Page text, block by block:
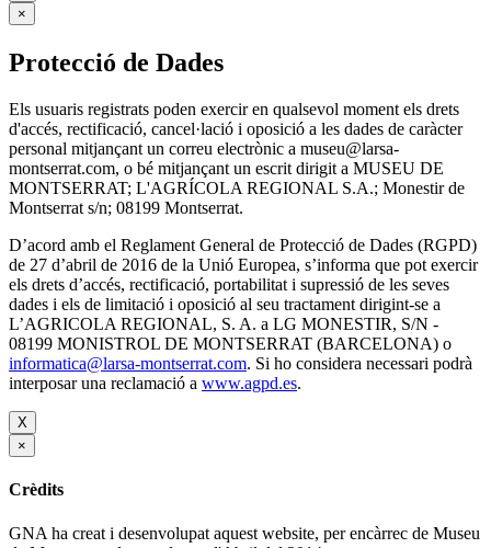
×
Protecció de Dades
Els usuaris registrats poden exercir en qualsevol moment els drets
d'accés, rectificació, cancel·lació i oposició a les dades de caràcter
personal mitjançant un correu electrònic a museu@larsa-
montserrat.com, o bé mitjançant un escrit dirigit a MUSEU DE
MONTSERRAT; L'AGRÍCOLA REGIONAL S.A.; Monestir de
Montserrat s/n; 08199 Montserrat.
D’acord amb el Reglament General de Protecció de Dades (RGPD)
de 27 d’abril de 2016 de la Unió Europea, s’informa que pot exercir
els drets d’accés, rectificació, portabilitat i supressió de les seves
dades i els de limitació i oposició al seu tractament dirigint-se a
L’AGRICOLA REGIONAL, S. A. a LG MONESTIR, S/N -
08199 MONISTROL DE MONTSERRAT (BARCELONA) o
informatica@larsa-montserrat.com. Si ho considera necessari podrà
interposar una reclamació a www.agpd.es.
X
×
Crèdits
GNA ha creat i desenvolupat aquest website, per encàrrec de Museu